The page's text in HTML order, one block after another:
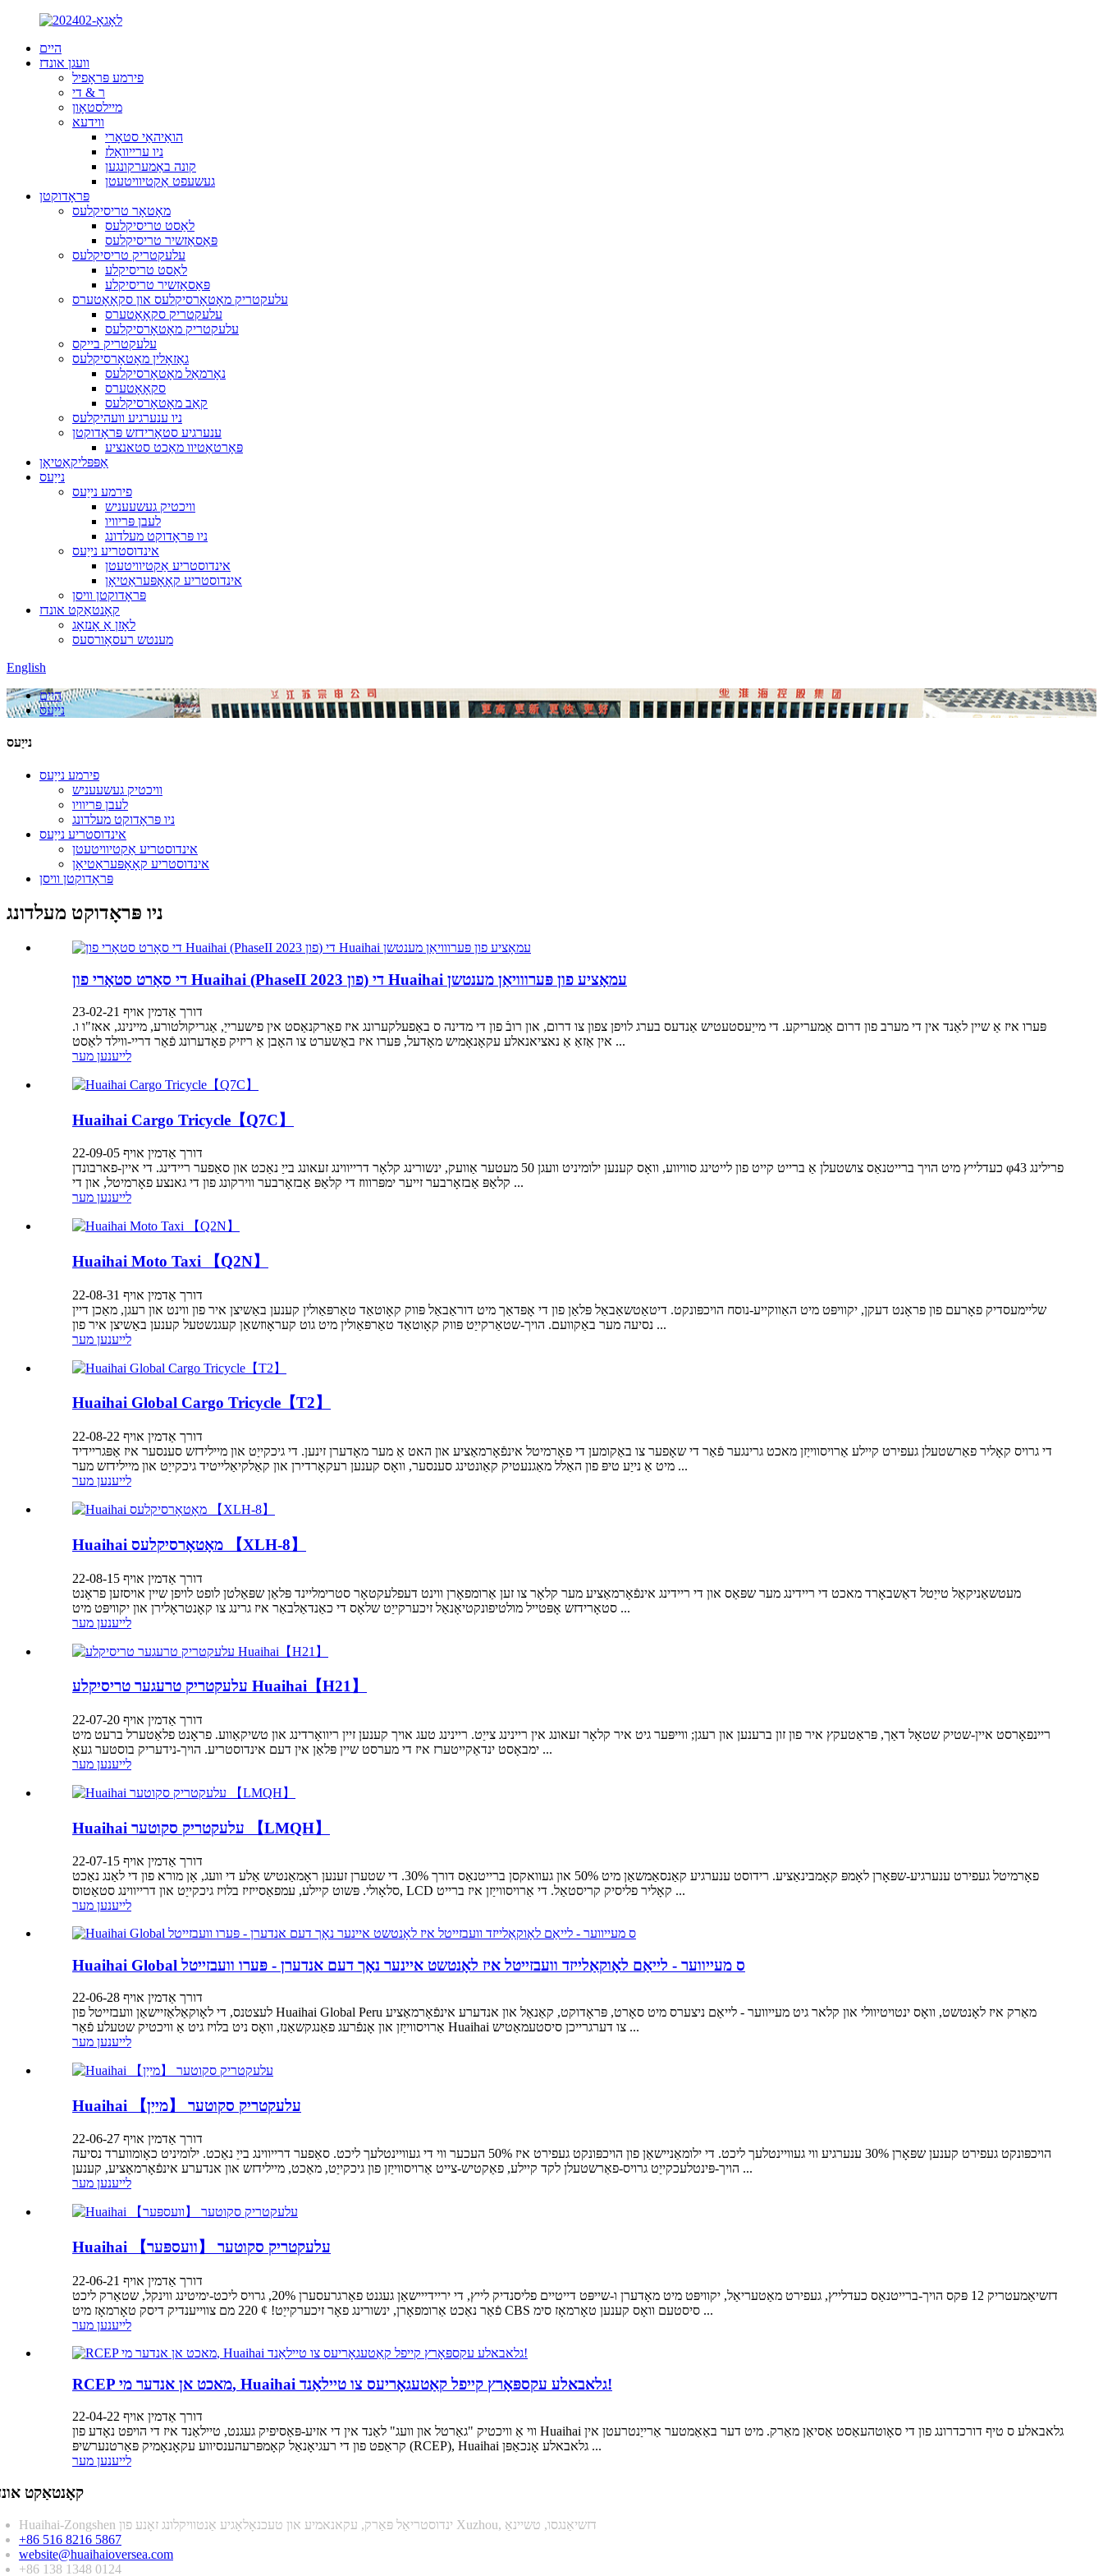
היים
וועגן אונדז
פירמע פּראָפיל
ר & די
מיילסטאָון
ווידעא
הואַיהאַי סטאָרי
ניו ערייוואַלז
קונה באַמערקונגען
געשעפט אַקטיוויטעטן
פּראָדוקטן
מאָטאָר טריסיקלעס
לאַסט טריסיקלעס
פּאַסאַזשיר טריסיקלעס
עלעקטריק טריסיקלעס
לאַסט טריסיקלע
פּאַסאַזשיר טריסיקלע
עלעקטריק מאָטאָרסיקלעס און סקאָאָטערס
עלעקטריק סקאָאָטערס
עלעקטריק מאָטאָרסיקלעס
עלעקטריק בייקס
גאַזאָלין מאָטאָרסיקלעס
נאָרמאַל מאָטאָרסיקלעס
סקאָאָטערס
קאַב מאָטאָרסיקלעס
ניו ענערגיע וועהיקלעס
ענערגיע סטאָרידזש פּראָדוקטן
פּאָרטאַטיוו מאַכט סטאנציע
אַפּפּליקאַטיאָן
נייַעס
פירמע נייַעס
וויכטיק געשעעניש
לעבן פּריוויו
ניו פּראָדוקט מעלדונג
אינדוסטריע נייַעס
אינדוסטריע אַקטיוויטעטן
אינדוסטריע קאָאָפּעראַטיאָן
פּראָדוקטן וויסן
קאָנטאַקט אונדז
לאָזן אַ אָנזאָג
מענטש רעסאָורסעס
English
היים
נייַעס
נייַעס
פירמע נייַעס
וויכטיק געשעעניש
לעבן פּריוויו
ניו פּראָדוקט מעלדונג
אינדוסטריע נייַעס
אינדוסטריע אַקטיוויטעטן
אינדוסטריע קאָאָפּעראַטיאָן
פּראָדוקטן וויסן
ניו פּראָדוקט מעלדונג
די סאָרט סטאָרי פון Huaihai (PhaseII פון 2023) די Huaihai עמאָציע פון ​​​​פּערווויאַן מענטשן
דורך אַדמין אויף 23-02-21
פּערו איז אַ שיין לאַנד אין די מערב פון דרום אַמעריקע. די מייַעסטעטיש אַנדעס בערג לויפן צפון צו דרום, און רובֿ פון די מדינה ס באַפעלקערונג איז פאַרקנאַסט אין פישערייַ, אַגריקולטורע, מיינינג, אאז"ו ו.
אין אַזאַ אַ נאציאנאלע עקאָנאָמיש מאָדעל, פּערו איז באַשערט צו האָבן אַ ריזיק פאָדערונג פֿאַר דריי-ווילד לאַסט ...
לייענען מער
Huaihai Cargo Tricycle【Q7C】
דורך אַדמין אויף 22-09-05
כעדלייץ מיט הויך ברייטנאַס צושטעלן אַ ברייט קייט פון לייטינג סוויווע, וואָס קענען ילומיניט וועגן 50 מעטער אַוועק, ינשורינג קלאָר דרייווינג זעאונג בייַ נאַכט און סאַפער ריידינג. די איין-פארבונדן φ43 פרילינג
קלאַפּ אַבזאָרבער זייער ימפּרוווז די קלאַפּ אַבזאָרבער ווירקונג פון די גאנצע פאָרמיטל, און די ...
לייענען מער
Huaihai Moto Taxi 【Q2N】
דורך אַדמין אויף 22-08-31
שליימעסדיק פאָרעם פון פראָנט דעקן, יקוויפּט מיט האַווקייע-נוסח הויכפּונקט. דיטאַטשאַבאַל פּלאַן פון די אָפּדאַך מיט דוראַבאַל פּווק קאָוטאַד טאַרפּאַולין קענען באַשיצן איר פון ווינט און רעגן, מאַכן דיין
נסיעה מער באַקוועם. הויך-שטאַרקייַט פּווק קאָוטאַד טאַרפּאַולין מיט גוט קעראָוזשאַן קעגנשטעל קענען באַשיצן איר פון ...
לייענען מער
Huaihai Global Cargo Tricycle【T2】
דורך אַדמין אויף 22-08-22
די גרויס קאָליר פאַרשטעלן געפירט קיילע אַרויסווייַזן מאכט גרינגער פֿאַר די שאָפער צו באַקומען די פאָרמיטל אינפֿאָרמאַציע און האט אַ מער מאָדערן זינען. די גיכקייַט און מיילידזש סענסער איז אַפּגריידיד
מיט אַ נייַע טיפּ פון האַלל מאַגנעטיק קאַונטינג סענסער, וואָס קענען רעקאָרדירן און קאַלקיאַלייטיד גיכקייַט און מיילידזש מער ...
לייענען מער
Huaihai מאָטאָרסיקלעס 【XLH-8】
דורך אַדמין אויף 22-08-15
מעטשאַניקאַל טייַטל דאַשבאָרד מאכט די ריידינג מער שפּאַס און די ריידינג אינפֿאָרמאַציע מער קלאָר צו זען אַרומפאָרן ווינט דעפלעקטאָר סטרימליינד פּלאַן שפּאַלטן לופט לויפן שיין אויסזען פראָנט
סטאָרידזש אָפּטייל מולטיפונקטיאָנאַל זיכערקייַט שלאָס די כאַנדאַלבאַר איז גרינג צו קאָנטראָלירן און יקוויפּט מיט ...
לייענען מער
עלעקטריק טרעגער טריסיקלע Huaihai【H21】
דורך אַדמין אויף 22-07-20
ריינפאָרסט איין-שטיק שטאָל דאַך, פּראַטעקץ איר פון זון ברענען און רעגן; ווייפּער גיט איר קלאָר זעאונג אין ריינינג צייַט. ריינינג טעג אויך קענען זיין ריוואָרדינג און טשיקאַווע. פראָנט פלאַטערל ברעט מיט
ימבאָסט ינדאַקייטערז איז די מערסט שיין פּלאַן אין דעם אינדוסטריע. הויך-נידעריק בוסטער געאָ ...
לייענען מער
Huaihai עלעקטריק סקוטער 【LMQH】
דורך אַדמין אויף 22-07-15
פאָרמיטל געפירט ענערגיע-שפּאָרן לאָמפּ קאָמבינאַציע. רידוסט ענערגיע קאַנסאַמשאַן מיט 50% און געוואקסן ברייטנאַס דורך 30%. די שטערן זענען ראָמאַנטיש אַלע די וועג, אָן מורא פון די לאַנג נאַכט
סלאָולי. פּשוט קיילע, עמפאַסייזיז בלויז גיכקייַט און דרייווינג סטאַטוס, LCD קאָליר פליסיק קריסטאַל. די אַרויסווייַזן איז ברייט ...
לייענען מער
Huaihai Global ס מעייווער - לייאַם לאָוקאַלייזד וועבזייטל איז לאָנטשט איינער נאָך דעם אנדערן - פּערו וועבזייטל
דורך אַדמין אויף 22-06-28
לעצטנס, די לאָוקאַלאַזיישאַן וועבזייטל פון Huaihai Global Peru מאַרק איז לאָנטשט, וואָס ינטויטיוולי און קלאר גיט מעייווער - לייאַם ניצערס מיט סאָרט, פּראָדוקט, קאַנאַל און אנדערע אינפֿאָרמאַציע
אַרויסווייַזן און אָנפֿרעג פאַנגקשאַנז, וואָס ניט בלויז גיט אַ וויכטיק שטעלע פֿאַר Huaihai צו דערגרייכן סיסטעמאַטיש ...
לייענען מער
Huaihai עלעקטריק סקוטער 【מייַן】
דורך אַדמין אויף 22-06-27
הויכפּונקט געפירט קענען שפּאָרן 30% ענערגיע ווי געוויינטלעך ליכט. די ילומאַניישאַן פון הויכפּונקט געפירט איז 50% העכער ווי די געוויינטלעך ליכט. סאַפער דרייווינג בייַ נאַכט. ילומיניט כאָומווערד נסיעה
הויך-פּינטלעכקייַט גרויס-פאַרשטעלן לקד קיילע, פאַקטיש-צייט אַרויסווייַזן פון גיכקייַט, מאַכט, מיילידזש און אנדערע אינפֿאָרמאַציע, קענען ...
לייענען מער
Huaihai עלעקטריק סקוטער 【וועספּער】
דורך אַדמין אויף 22-06-21
דזשיאַמעטריק 12 פּקס הויך-ברייטנאַס כעדלייץ, געפירט מאַטעריאַל, יקוויפּט מיט מאָדערן ו-שייפּט דייטיים פליסנדיק לייץ, די יריידייישאַן געגנט פאַרגרעסערן 20%, גרויס ליכט-ימיטינג ווינקל, שטאַרק ליכט
פֿאַר נאַכט אַרומפאָרן, ינשורינג פאָר זיכערקייַט! ¢ 220 מם צווייענדיק דיסק טאָרמאָז מיט CBS סיסטעם וואָס קענען טאָרמאָז סימ ...
לייענען מער
RCEP מאכט אן אנדער מי, Huaihai גלאבאלע עקספּאָרץ קייפל קאַטעגאָריעס צו טיילאַנד!
דורך אַדמין אויף 22-04-22
ווי אַ וויכטיק "גאַרטל און וועג" לאַנד אין די אזיע-פּאַסיפיק געגנט, טיילאַנד איז די הויפט נאָדע פון ​​Huaihai גלאבאלע ס טיף דורכדרונג פון די סאָוטהעאַסט אַסיאַן מאַרק. מיט דער באַאַמטער אַרייַנטרעטן אין
קראַפט פון די רעגיאָנאַל קאָמפּרעהענסיווע עקאָנאָמיק פּאַרטנערשיפּ (RCEP), Huaihai גלאבאלע אָנכאַפּן ...
לייענען מער
קאָנטאַקט
Huaihai-Zongshen ינדוסטריאַל פּאַרק, עקאנאמיע און טעכנאָלאָגיע אַנטוויקלונג זאָנע פון ​​Xuzhou, דזשיאַנגסו, טשיינאַ
+86 516 8216 5867
website@huaihaioversea.com
+86 138 1348 0124